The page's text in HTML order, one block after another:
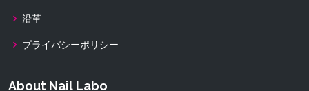
沿革
プライバシーポリシー
About Nail Labo